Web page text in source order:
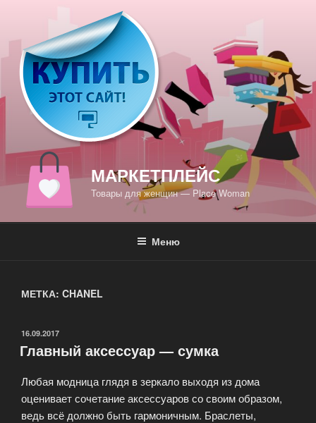
содержимому
МАРКЕТПЛЕЙС
Товары для женщин — Place Woman
Меню
МЕТКА: CHANEL
ОПУБЛИКОВАНО
16.09.2017
Главный аксессуар — сумка
Любая модница глядя в зеркало выходя из дома
оценивает сочетание аксессуаров со своим образом,
ведь всё должно быть гармоничным. Браслеты,